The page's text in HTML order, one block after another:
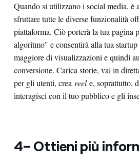
Quando si utilizzano i social media, è
sfruttare tutte le diverse funzionalità
piattaforma. Ciò porterà la tua pagina
algoritmo" e consentirà alla tua
maggiore di visualizzazioni e quindi
conversione. Carica storie, vai in
per gli utenti, crea reele, soprattutto,
interagisci con il tuo pubblico e gli
4– Ottieni più